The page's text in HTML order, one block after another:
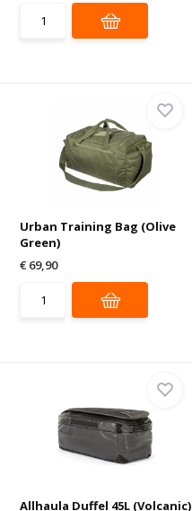
Urban Training Bag (Olive
Green)
€ 69,90
Allhaula Duffel 45L (Volcanic)